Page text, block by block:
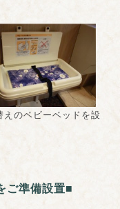
えのベビーベッドを設
ご準備設置■